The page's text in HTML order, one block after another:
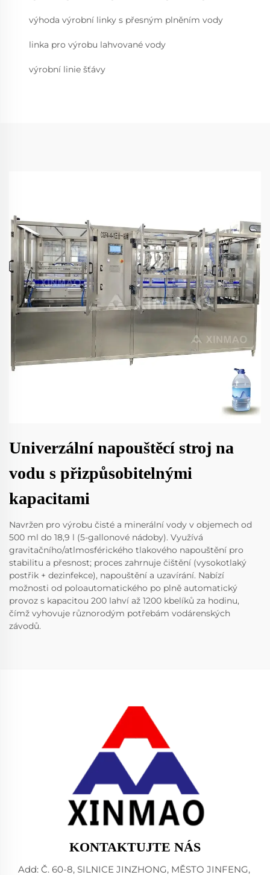
výhoda výrobní linky s přesným plněním vody
linka pro výrobu lahvované vody
výrobní linie šťávy
Univerzální napouštěcí stroj na
vodu s přizpůsobitelnými
kapacitami
Navržen pro výrobu čisté a minerální vody v objemech od
500 ml do 18,9 l (5-gallonové nádoby). Využívá
gravitačního/atlmosférického tlakového napouštění pro
stabilitu a přesnost; proces zahrnuje čištění (vysokotlaký
postřik + dezinfekce), napouštění a uzavírání. Nabízí
možnosti od poloautomatického po plně automatický
provoz s kapacitou 200 lahví až 1200 kbelíků za hodinu,
čímž vyhovuje různorodým potřebám vodárenských
závodů.
KONTAKTUJTE NÁS
Add: Č. 60-8, SILNICE JINZHONG, MĚSTO JINFENG,